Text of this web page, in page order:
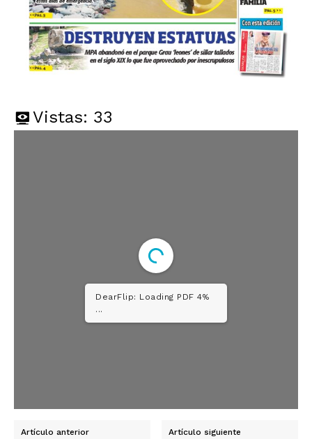
Vistas: 33
DearFlip: Loading PDF 4%
...
Artículo anterior Artículo siguiente